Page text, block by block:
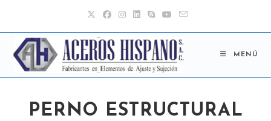
contenido
MENÚ
PERNO ESTRUCTURAL